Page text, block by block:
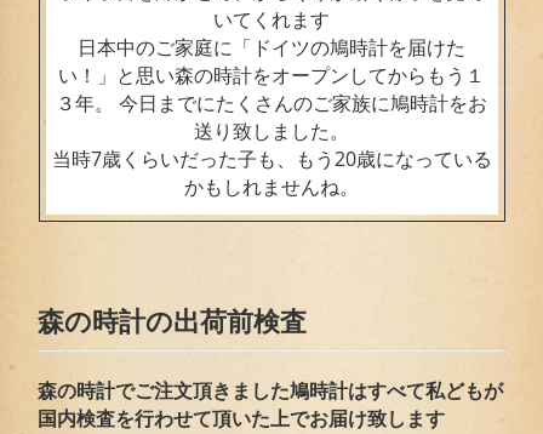
いてくれます
日本中のご家庭に「ドイツの鳩時計を届けた
い！」と思い森の時計をオープンしてからもう１
３年。 今日までにたくさんのご家族に鳩時計をお
送り致しました。
当時7歳くらいだった子も、もう20歳になっている
かもしれませんね。
森の時計の出荷前検査
森の時計でご注文頂きました鳩時計はすべて私どもが
国内検査を行わせて頂いた上でお届け致します